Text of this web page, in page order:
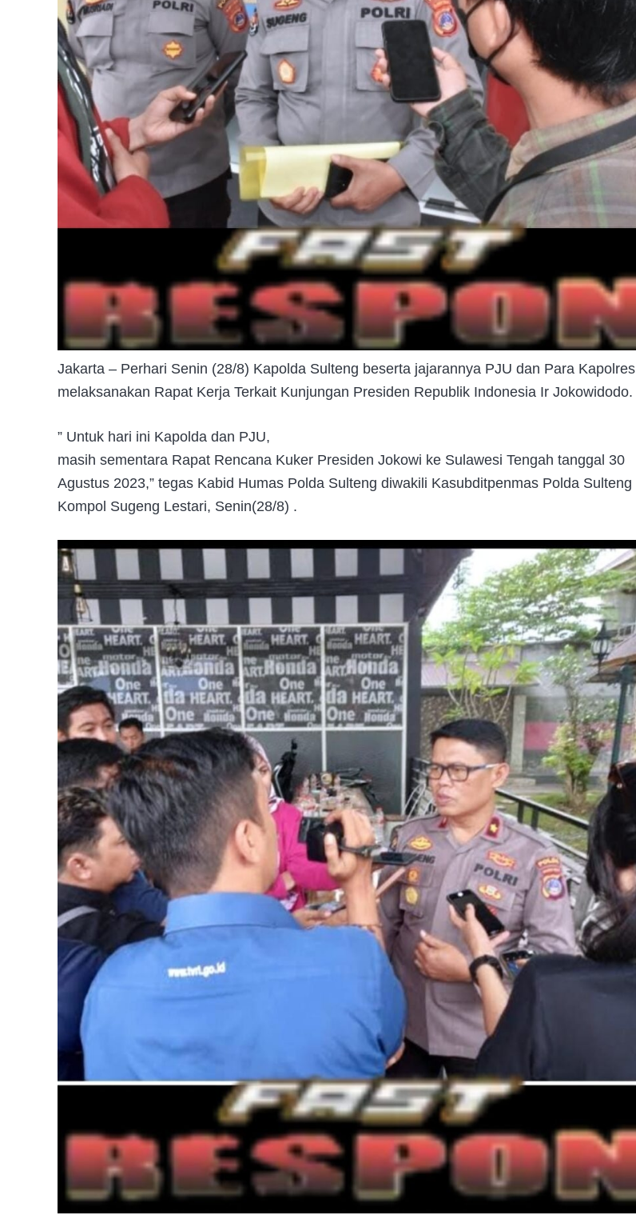
Jakarta – Perhari Senin (28/8) Kapolda Sulteng beserta jajarannya PJU dan Para Kapolres
melaksanakan Rapat Kerja Terkait Kunjungan Presiden Republik Indonesia Ir Jokowidodo.
” Untuk hari ini Kapolda dan PJU,
masih sementara Rapat Rencana Kuker Presiden Jokowi ke Sulawesi Tengah tanggal 30
Agustus 2023,” tegas Kabid Humas Polda Sulteng diwakili Kasubditpenmas Polda Sulteng
Kompol Sugeng Lestari, Senin(28/8) .